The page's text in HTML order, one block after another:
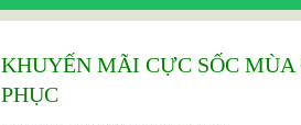
KHUYẾN MÃI CỰC SỐC
PHỤC